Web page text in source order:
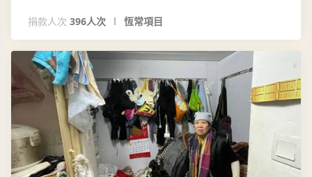
捐款人次 396人次 恆常項目